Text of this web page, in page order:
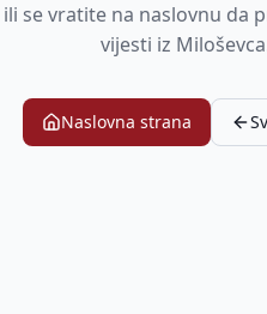
se vratite na naslovnu da
vijesti iz
Naslovna strana